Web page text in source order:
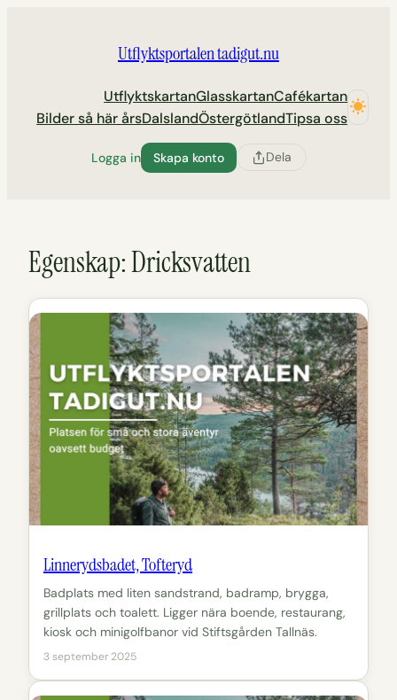
Utflyktsportalen tadigut.nu
UtflyktskartanGlasskartanCafékartan
Bilder så här årsDalslandÖstergötlandTipsa oss
Logga in Skapa konto Dela
Egenskap:Dricksvatten
Linnerydsbadet, Tofteryd
Badplats med liten sandstrand, badramp, brygga,
grillplats och toalett. Ligger nära boende, restaurang,
kiosk och minigolfbanor vid Stiftsgården Tallnäs.
3 september 2025